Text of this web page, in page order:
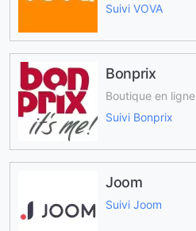
Suivi VOVA
Bonprix
Boutique en ligne
Suivi Bonprix
Joom
Suivi Joom